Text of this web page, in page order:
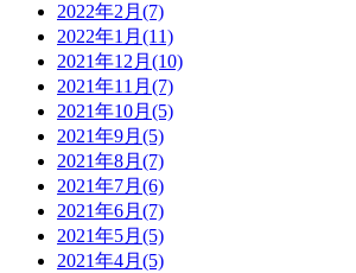
2022年2月(7)
2022年1月(11)
2021年12月(10)
2021年11月(7)
2021年10月(5)
2021年9月(5)
2021年8月(7)
2021年7月(6)
2021年6月(7)
2021年5月(5)
2021年4月(5)